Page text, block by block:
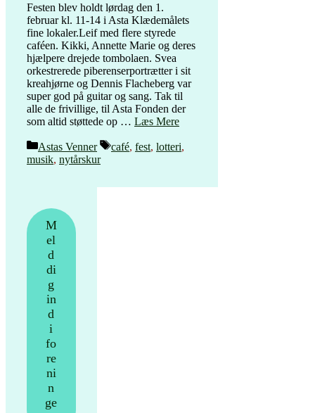
Festen blev holdt lørdag den 1.
februar kl. 11-14 i Asta Klædemålets
fine lokaler.Leif med flere styrede
caféen. Kikki, Annette Marie og deres
hjælpere drejede tombolaen. Svea
orkestrerede piberenserportrætter i sit
kreahjørne og Dennis Flacheberg var
super god på guitar og sang. Tak til
alle de frivillige, til Asta Fonden der
som altid støttede op … Læs Mere
Kategorier
Astas Venner Tags
café, fest, lotteri,
musik, nytårskur
M
el
d
di
g
in
d
i
fo
re
ni
n
ge